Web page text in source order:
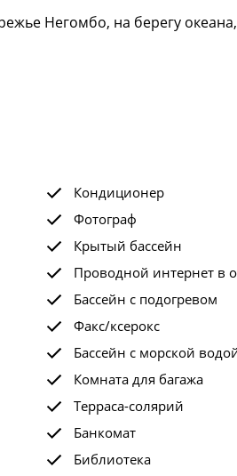
Негомбо, на берегу
Кондиционер
Фотограф
Крытый бассейн
Проводной интернет в
Бассейн с подогревом
Факс/ксерокс
Бассейн с морской
Комната для багажа
Терраса-солярий
Банкомат
Библиотека